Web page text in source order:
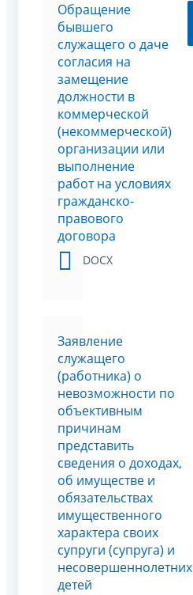
Обращение
бывшего
служащего о даче
согласия на
замещение
должности в
коммерческой
(некоммерческой)
организации или
выполнение
работ на условиях
гражданско-
правового
договора
DOCX
Заявление
служащего
(работника) о
невозможности по
объективным
причинам
представить
сведения о доходах,
об имуществе и
обязательствах
имущественного
характера своих
супруги (супруга) и
несовершеннолетних
детей